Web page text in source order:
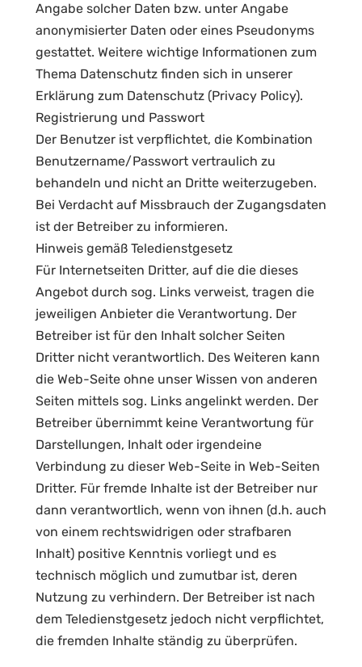
Angabe solcher Daten bzw. unter Angabe
anonymisierter Daten oder eines Pseudonyms
gestattet. Weitere wichtige Informationen zum
Thema Datenschutz finden sich in unserer
Erklärung zum Datenschutz (Privacy Policy).
Registrierung und Passwort
Der Benutzer ist verpflichtet, die Kombination
Benutzername/Passwort vertraulich zu
behandeln und nicht an Dritte weiterzugeben.
Bei Verdacht auf Missbrauch der Zugangsdaten
ist der Betreiber zu informieren.
Hinweis gemäß Teledienstgesetz
Für Internetseiten Dritter, auf die die dieses
Angebot durch sog. Links verweist, tragen die
jeweiligen Anbieter die Verantwortung. Der
Betreiber ist für den Inhalt solcher Seiten
Dritter nicht verantwortlich. Des Weiteren kann
die Web-Seite ohne unser Wissen von anderen
Seiten mittels sog. Links angelinkt werden. Der
Betreiber übernimmt keine Verantwortung für
Darstellungen, Inhalt oder irgendeine
Verbindung zu dieser Web-Seite in Web-Seiten
Dritter. Für fremde Inhalte ist der Betreiber nur
dann verantwortlich, wenn von ihnen (d.h. auch
von einem rechtswidrigen oder strafbaren
Inhalt) positive Kenntnis vorliegt und es
technisch möglich und zumutbar ist, deren
Nutzung zu verhindern. Der Betreiber ist nach
dem Teledienstgesetz jedoch nicht verpflichtet,
die fremden Inhalte ständig zu überprüfen.